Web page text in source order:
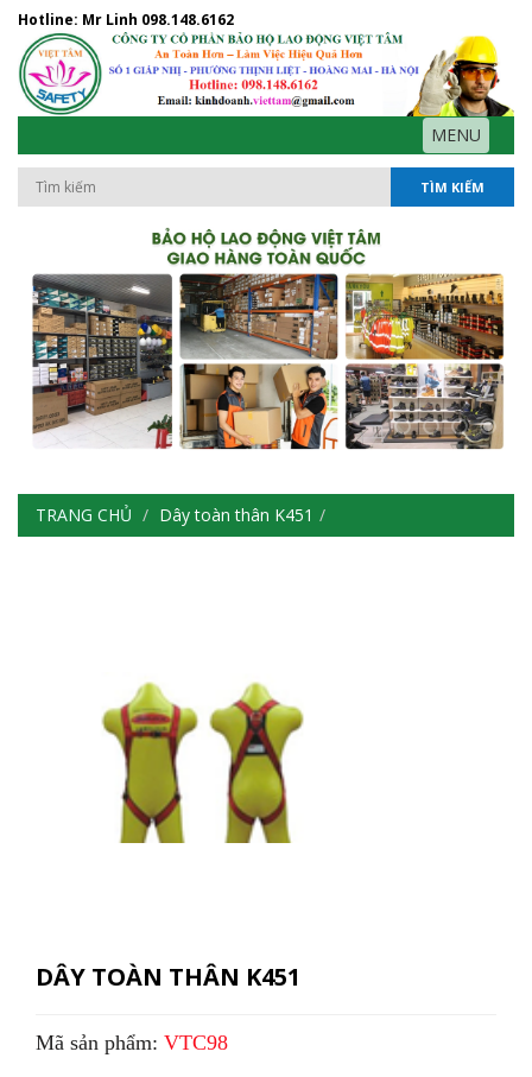
Hotline: Mr Linh 098.148.6162
MENU
TÌM KIẾM
TRANG CHỦ Dây toàn thân K451
DÂY TOÀN THÂN K451
Mã sản phẩm: VTC98